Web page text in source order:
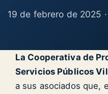
19 de febrero de 2025
La Cooperativa de
Servicios Públicos
a sus asociados que,